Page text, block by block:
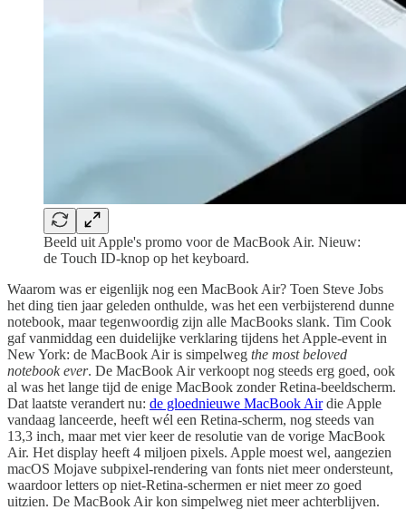
Beeld uit Apple's promo voor de MacBook Air. Nieuw:
de Touch ID-knop op het keyboard.
Waarom was er eigenlijk nog een MacBook Air? Toen Steve Jobs
het ding tien jaar geleden onthulde, was het een verbijsterend dunne
notebook, maar tegenwoordig zijn alle MacBooks slank. Tim Cook
gaf vanmiddag een duidelijke verklaring tijdens het Apple-event in
New York: de MacBook Air is simpelweg the most beloved
notebook ever. De MacBook Air verkoopt nog steeds erg goed, ook
al was het lange tijd de enige MacBook zonder Retina-beeldscherm.
Dat laatste verandert nu: de gloednieuwe MacBook Airdie Apple
vandaag lanceerde, heeft wél een Retina-scherm, nog steeds van
13,3 inch, maar met vier keer de resolutie van de vorige MacBook
Air. Het display heeft 4 miljoen pixels. Apple moest wel, aangezien
macOS Mojave subpixel-rendering van fonts niet meer ondersteunt,
waardoor letters op niet-Retina-schermen er niet meer zo goed
uitzien. De MacBook Air kon simpelweg niet meer achterblijven.